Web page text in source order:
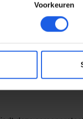
Voorkeuren
zodat je